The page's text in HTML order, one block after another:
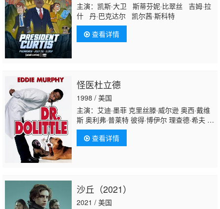
主演：凯斯·大卫 斯蒂芬妮·比翠丝 吉姆·拉
什 丹·巴克达尔 凯尔茜·斯科特
查看详情
怪医杜立德
1998 / 美国
主演：艾迪·墨菲 克里丝滕·威尔逊 奥西·戴维
斯 奥利弗·普莱特 彼得·博伊尔 理查德·希夫 杰
弗里·塔伯 凯拉·帕特 雷文-西蒙尼 斯蒂芬·吉尔
伯恩 埃里克·德拉姆斯 June
Christopher Cherie Franklin 马克·阿戴尔-里
尼 约翰·雷吉扎莫 朱莉·卡夫娜 盖瑞·山德林 艾
伦·德杰尼勒斯 布赖恩·道尔 菲尔·普
查看详情
沙丘（2021）
2021 / 美国